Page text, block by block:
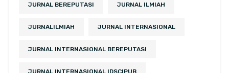
JURNAL BEREPUTASI JURNAL ILMIAH
JURNALILMIAH JURNAL INTERNASIONAL
JURNAL INTERNASIONAL BEREPUTASI
JURNAL INTERNASIONAL IDSCIPUB